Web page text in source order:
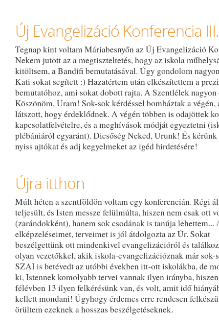
Új Evangelizáció Konferencia III.
Tegnap kint voltam Máriabesnyőn az Új Evangelizáció
Nekem jutott az a megtiszteltetés, hogy az iskola
kitöltsem, a Bandifi bemutatásával. Úgy gondolom
Kati sokat segített :) Hazatértem után elkészítettem a
bemutatóhoz, ami sokat dobott rajta. A Szentlélek
Köszönöm, Uram! Sok-sok kérdéssel bombáztak a végén,
látszott, hogy érdeklődnek. A végén többen is odajöttek
kapcsolatfelvételre, és a meghívások módját egyeztetni
plébániáról egyaránt). Dicsőség Neked, Urunk! És kérünk
nyiss ajtókat és adj kegyelmeket az igéd hirdetésére!
Újra itthon
Múlt héten a szentföldön voltam egy konferencián. Régi
teljesült, és Isten messze felülmúlta, hiszen nem csak ott
(zarándokként), hanem sok csodának is tanúja lehettem...
elképzeléseimet, terveimet is jól átdolgozta az Úr. Sokat
beszélgettünk ott mindenkivel evangelizációról és
olyan vezetőkkel, akik iskola-evangelizációznak már sok-
SZAI is betévedt az utóbbi években itt-ott iskolákba, de
ki, Istennek komolyabb tervei vannak ilyen irányba,
félévben 13 ilyen felkérésünk van, és volt, amit idő
kellett mondani! Úgyhogy érdemes erre rendesen
örültem ezeknek a hosszas beszélgetéseknek.